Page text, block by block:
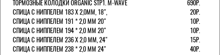
ТОРМОЗНЫЕ КОЛОДКИ ORGANIC STP1. M-WAVE
690Р.
СПИЦА С НИППЕЛЕМ 183 Х 2,0ММ, 18",
20Р.
СПИЦА С НИППЕЛЕМ 191 * 2,0 ММ 20"
10Р.
СПИЦА С НИППЕЛЕМ 194 * 2,0 ММ 20"
10Р.
СПИЦА С НИППЕЛЕМ 236 Х 2,0 ММ, 24"
15Р.
СПИЦА С НИППЕЛЕМ 238 * 2,0 ММ 24"
40Р.